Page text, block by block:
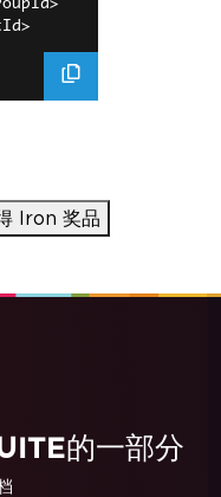
Iron 奖品
的一部分